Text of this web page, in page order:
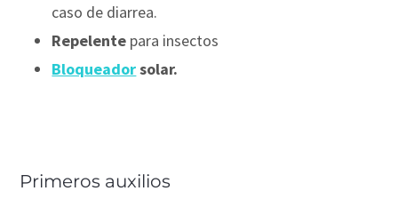
caso de diarrea.
Repelente para insectos
Bloqueadorsolar.
Primeros auxilios